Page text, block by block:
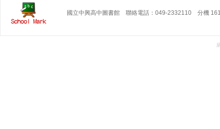
國立中興高中圖書館 聯絡電話：049-2332110 分機